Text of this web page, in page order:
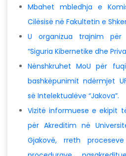
Mbahet mbledhja e
Cilësisë në Fakultetin e
U organizua trajnim
“Siguria Kibernetike dhe
Nënshkruhet MoU për
bashkëpunimit ndërmjet
së Intelektualëve “Jakova”.
Vizitë informuese e ekipit
për Akreditim në
Gjakovë, rreth